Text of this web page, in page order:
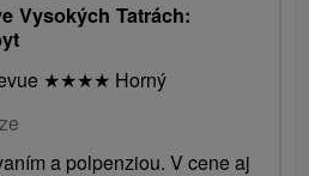
Vysokých Tatrách:
★★★★ Horný
a polpenziou. V cene aj